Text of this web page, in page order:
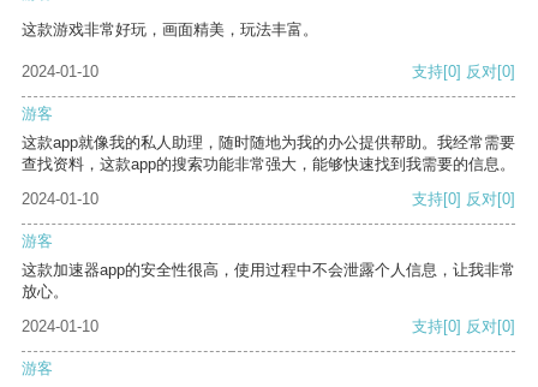
这款游戏非常好玩，画面精美，玩法丰富。
2024-01-10 支持[0] 反对[0]
游客
这款app就像我的私人助理，随时随地为我的办公提供帮助。我经常需要
查找资料，这款app的搜索功能非常强大，能够快速找到我需要的信息。
2024-01-10
支持[0] 反对[0]
游客
这款加速器app的安全性很高，使用过程中不会泄露个人信息，让我非常
放心。
2024-01-10
支持[0] 反对[0]
游客